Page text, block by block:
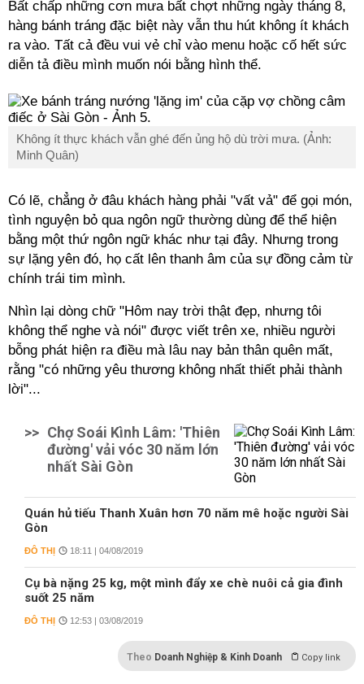
Bất chấp những cơn mưa bất chợt những ngày tháng 8,
hàng bánh tráng đặc biệt này vẫn thu hút không ít khách
ra vào. Tất cả đều vui vẻ chỉ vào menu hoặc cố hết sức
diễn tả điều mình muốn nói bằng hình thể.
Không ít thực khách vẫn ghé đến ủng hộ dù trời mưa. (Ảnh:
Minh Quân)
Có lẽ, chẳng ở đâu khách hàng phải "vất vả" để gọi món,
tình nguyện bỏ qua ngôn ngữ thường dùng để thể hiện
bằng một thứ ngôn ngữ khác như tại đây. Nhưng trong
sự lặng yên đó, họ cất lên thanh âm của sự đồng cảm từ
chính trái tim mình.
Nhìn lại dòng chữ "Hôm nay trời thật đẹp, nhưng tôi
không thể nghe và nói" được viết trên xe, nhiều người
bỗng phát hiện ra điều mà lâu nay bản thân quên mất,
rằng "có những yêu thương không nhất thiết phải thành
lời"...
>> Chợ Soái Kình Lâm: 'Thiên
đường' vải vóc 30 năm lớn
nhất Sài Gòn
Quán hủ tiếu Thanh Xuân hơn 70 năm mê hoặc người Sài
Gòn
ĐÔ THỊ 18:11 | 04/08/2019
Cụ bà nặng 25 kg, một mình đẩy xe chè nuôi cả gia đình
suốt 25 năm
ĐÔ THỊ 12:53 | 03/08/2019
Theo Doanh Nghiệp & Kinh Doanh Copy link